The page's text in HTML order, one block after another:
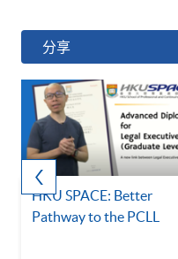
分享
HKU SPACE: Better
Pathway to the PCLL